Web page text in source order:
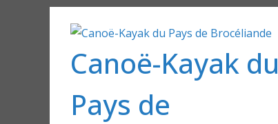
contenuCanoë-Kayak du
Pays de